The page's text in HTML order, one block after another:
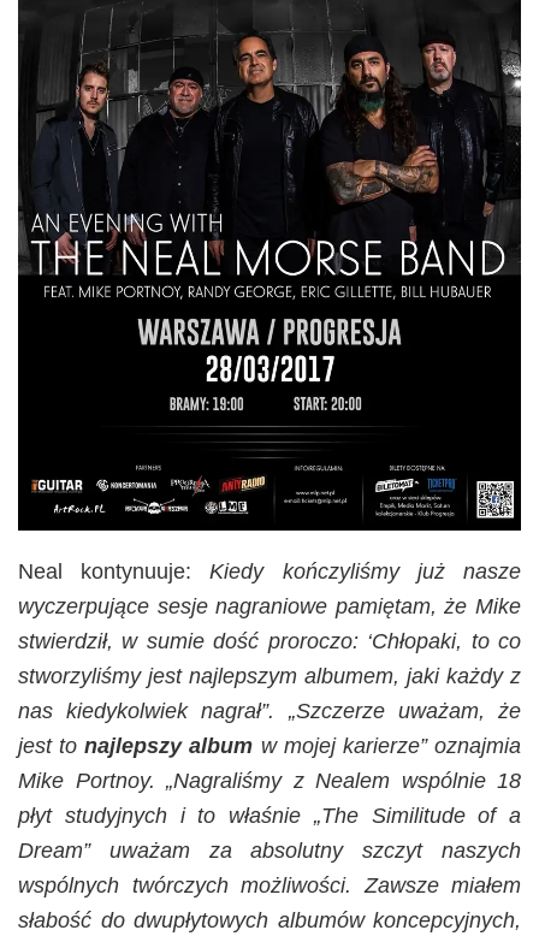
Neal kontynuuje:Kiedy kończyliśmy już nasze
wyczerpujące sesje nagraniowe pamiętam, że Mike
stwierdził, w sumie dość proroczo: ‘Chłopaki, to co
stworzyliśmy jest najlepszym albumem, jaki każdy z
nas kiedykolwiek nagrał”. „Szczerze uważam, że
jest tonajlepszy album w mojej karierze” oznajmia
Mike Portnoy. „Nagraliśmy z Nealem wspólnie 18
płyt studyjnych i to właśnie „The Similitude of a
Dream” uważam za absolutny szczyt naszych
wspólnych twórczych możliwości. Zawsze miałem
słabość do dwupłytowych albumów koncepcyjnych,